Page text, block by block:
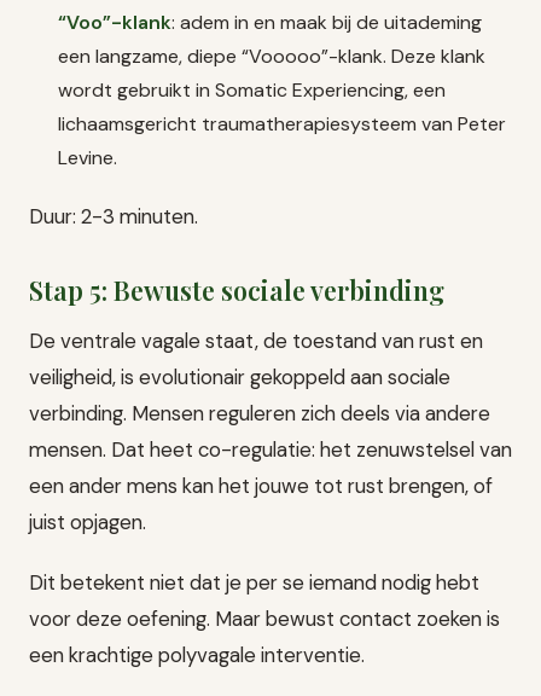
“Voo”-klank: adem in en maak bij de uitademing
een langzame, diepe “Vooooo”-klank. Deze klank
wordt gebruikt in Somatic Experiencing, een
lichaamsgericht traumatherapiesysteem van Peter
Levine.
Duur: 2-3 minuten.
Stap 5: Bewuste sociale verbinding
De ventrale vagale staat, de toestand van rust en
veiligheid, is evolutionair gekoppeld aan sociale
verbinding. Mensen reguleren zich deels via andere
mensen. Dat heet co-regulatie: het zenuwstelsel van
een ander mens kan het jouwe tot rust brengen, of
juist opjagen.
Dit betekent niet dat je per se iemand nodig hebt
voor deze oefening. Maar bewust contact zoeken is
een krachtige polyvagale interventie.